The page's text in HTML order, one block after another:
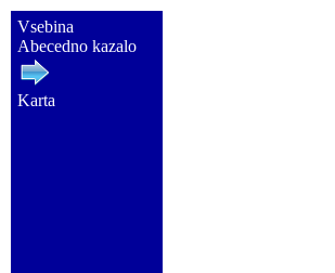
Vsebina
Abecedno kazalo
Karta